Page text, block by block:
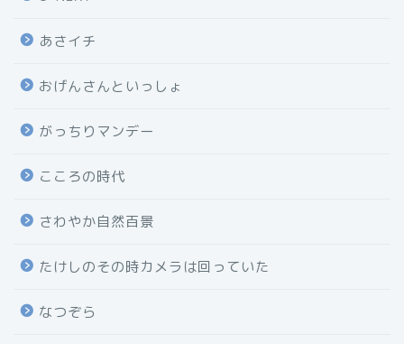
あさイチ
おげんさんといっしょ
がっちりマンデー
こころの時代
さわやか自然百景
たけしのその時カメラは回っていた
なつぞら